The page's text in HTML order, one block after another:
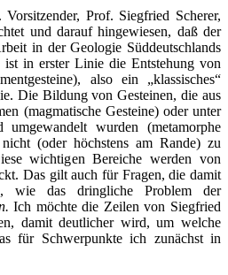
Prof. Siegfried Scherer,
und darauf hingewiesen, daß der
in der Geologie Süddeutschlands
in erster Linie die Entstehung von
also ein „klassisches“
Die Bildung von Gesteinen, die aus
(magmatische Gesteine) oder unter
wurden (metamorphe
(oder höchstens am Rande) zu
wichtigen Bereiche werden von
Das gilt auch für Fragen, die damit
wie das dringliche Problem der
Ich möchte die Zeilen von Siegfried
damit deutlicher wird, um welche
für Schwerpunkte ich zunächst in